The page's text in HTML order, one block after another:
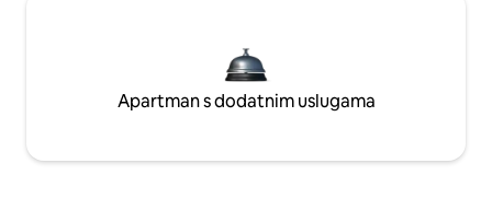
Apartman s dodatnim uslugama